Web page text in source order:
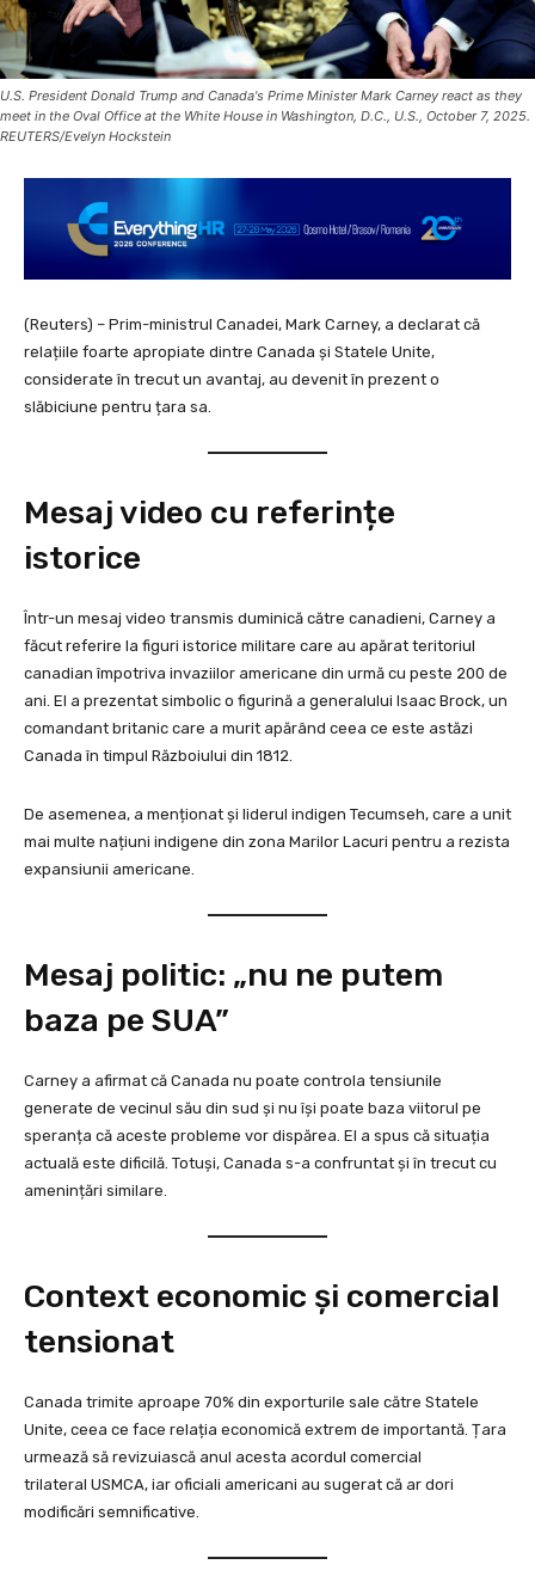
U.S. President Donald Trump and Canada's Prime Minister Mark Carney react as they
meet in the Oval Office at the White House in Washington, D.C., U.S., October 7, 2025.
REUTERS/Evelyn Hockstein
(Reuters) – Prim-ministrul Canadei, Mark Carney, a declarat că
relațiile foarte apropiate dintre Canada și Statele Unite,
considerate în trecut un avantaj, au devenit în prezent o
slăbiciune pentru țara sa.
Mesaj video cu referințe
istorice
Într-un mesaj video transmis duminică către canadieni, Carney a
făcut referire la figuri istorice militare care au apărat teritoriul
canadian împotriva invaziilor americane din urmă cu peste 200 de
ani. El a prezentat simbolic o figurină a generalului Isaac Brock, un
comandant britanic care a murit apărând ceea ce este astăzi
Canada în timpul Războiului din 1812.
De asemenea, a menționat și liderul indigen Tecumseh, care a unit
mai multe națiuni indigene din zona Marilor Lacuri pentru a rezista
expansiunii americane.
Mesaj politic: „nu ne putem
baza pe SUA”
Carney a afirmat că Canada nu poate controla tensiunile
generate de vecinul său din sud și nu își poate baza viitorul pe
speranța că aceste probleme vor dispărea. El a spus că situația
actuală este dificilă. Totuși, Canada s-a confruntat și în trecut cu
amenințări similare.
Context economic și comercial
tensionat
Canada trimite aproape 70% din exporturile sale către Statele
Unite, ceea ce face relația economică extrem de importantă. Țara
urmează să revizuiască anul acesta acordul comercial
trilateral USMCA, iar oficiali americani au sugerat că ar dori
modificări semnificative.